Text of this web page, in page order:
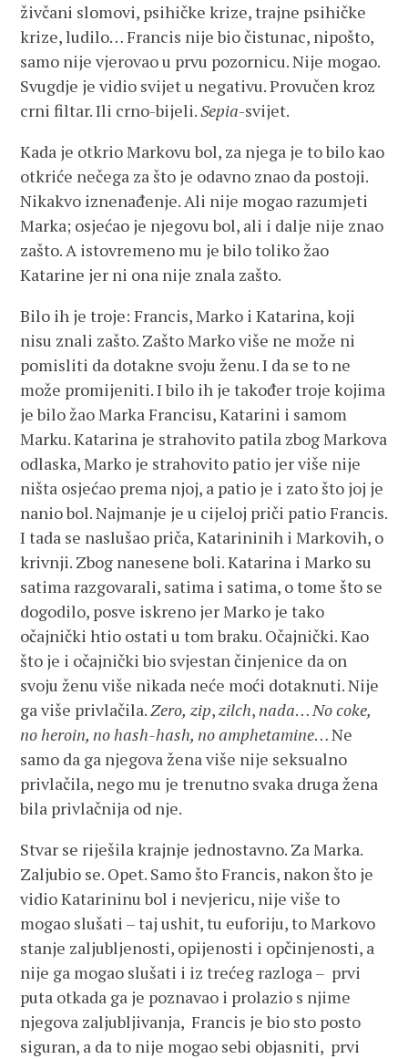
živčani slomovi, psihičke krize, trajne psihičke
krize, ludilo… Francis nije bio čistunac, nipošto,
samo nije vjerovao u prvu pozornicu. Nije mogao.
Svugdje je vidio svijet u negativu. Provučen kroz
crni filtar. Ili crno-bijeli.Sepia-svijet.
Kada je otkrio Markovu bol, za njega je to bilo kao
otkriće nečega za što je odavno znao da postoji.
Nikakvo iznenađenje. Ali nije mogao razumjeti
Marka; osjećao je njegovu bol, ali i dalje nije znao
zašto. A istovremeno mu je bilo toliko žao
Katarine jer ni ona nije znala zašto.
Bilo ih je troje: Francis, Marko i Katarina, koji
nisu znali zašto. Zašto Marko više ne može ni
pomisliti da dotakne svoju ženu. I da se to ne
može promijeniti. I bilo ih je također troje kojima
je bilo žao Marka Francisu, Katarini i samom
Marku. Katarina je strahovito patila zbog Markova
odlaska, Marko je strahovito patio jer više nije
ništa osjećao prema njoj, a patio je i zato što joj je
nanio bol. Najmanje je u cijeloj priči patio Francis.
I tada se naslušao priča, Katarininih i Markovih, o
krivnji. Zbog nanesene boli. Katarina i Marko su
satima razgovarali, satima i satima, o tome što se
dogodilo, posve iskreno jer Marko je tako
očajnički htio ostati u tom braku. Očajnički. Kao
što je i očajnički bio svjestan činjenice da on
svoju ženu više nikada neće moći dotaknuti. Nije
ga više privlačila.Zero, zip,zilch, nada…No coke,
no heroin, no hash-hash, no amphetamine… Ne
samo da ga njegova žena više nije seksualno
privlačila, nego mu je trenutno svaka druga žena
bila privlačnija od nje.
Stvar se riješila krajnje jednostavno. Za Marka.
Zaljubio se. Opet. Samo što Francis, nakon što je
vidio Katarininu bol i nevjericu, nije više to
mogao slušati – taj ushit, tu euforiju, to Markovo
stanje zaljubljenosti, opijenosti i opčinjenosti, a
nije ga mogao slušati i iz trećeg razloga – prvi
puta otkada ga je poznavao i prolazio s njime
njegova zaljubljivanja, Francis je bio sto posto
siguran, a da to nije mogao sebi objasniti, prvi